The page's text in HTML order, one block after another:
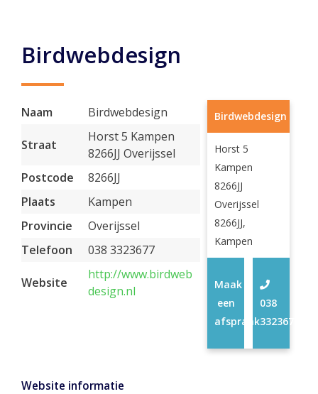
Birdwebdesign
Naam Birdwebdesign
Straat
Horst 5 Kampen
8266JJ Overijssel
Postcode
8266JJ
Plaats
Kampen
Provincie
Overijssel
Telefoon
038 3323677
Website
http://www.birdweb
design.nl
Birdwebdesign
Horst 5
Kampen
8266JJ
Overijssel
8266JJ,
Kampen
038
3323677
Maak
een
afspraak
Website informatie